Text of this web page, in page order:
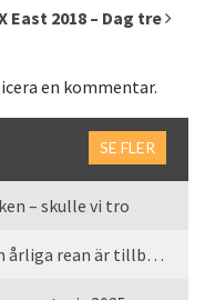
East 2018 – Dag tre
en kommentar.
SE FLER
– skulle vi tro
Games Made in Sweden 2026 – Den årliga rean är tillbaka